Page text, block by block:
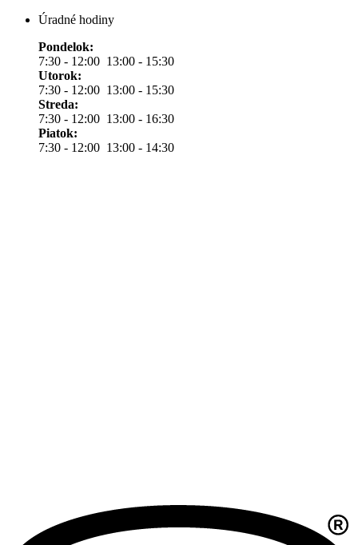
Úradné hodiny
Pondelok:
7:30 - 12:00 13:00 - 15:30
Utorok:
7:30 - 12:00 13:00 - 15:30
Streda:
7:30 - 12:00 13:00 - 16:30
Piatok:
7:30 - 12:00 13:00 - 14:30